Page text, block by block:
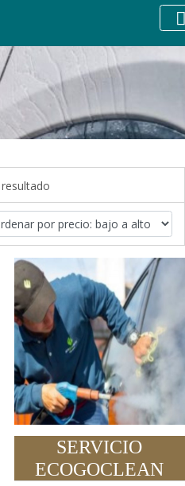
SERVICIO
ECOGOCLEAN